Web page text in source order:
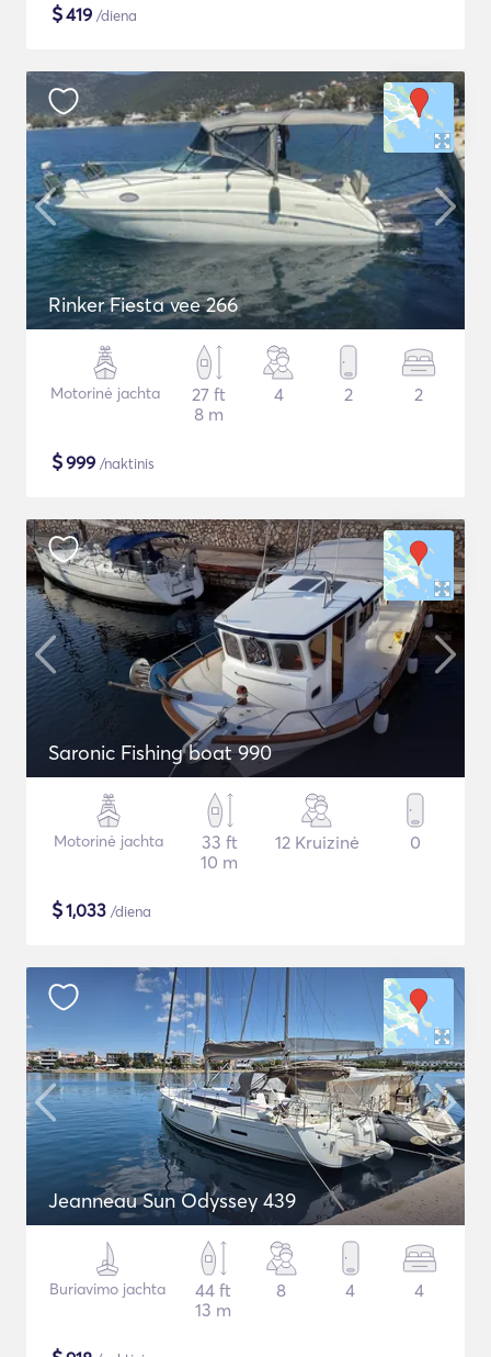
$419 /diena
Rinker Fiesta vee 266
Motorinė jachta
27 ft
8 m
4 2 2
$999 /naktinis
Saronic Fishing boat 990
Motorinė jachta
33 ft
10 m
12 Kruizinė 0
$1,033 /diena
Jeanneau Sun Odyssey 439
Buriavimo jachta
44 ft
13 m
8 4 4